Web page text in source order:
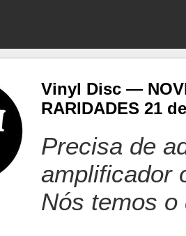
Vinyl Disc —
RARIDADES 21
Precisa de
amplificador
Nós temos o